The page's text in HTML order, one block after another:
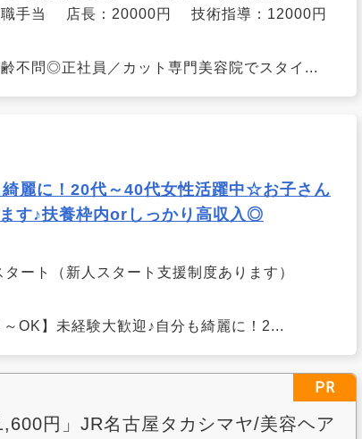
手当 店長：20000円 技術指導：12000円
不問◎正社員／カット専門美容院でスタイ...
麗に！20代～40代女性活躍中☆お子さん
す♪扶養枠内orしっかり高収入◎
ート（新人スタート支援制度あります）
OK】未経験大歓迎♪自分も綺麗に！2...
PR
円」JR名古屋タカシマヤ/美容ヘア